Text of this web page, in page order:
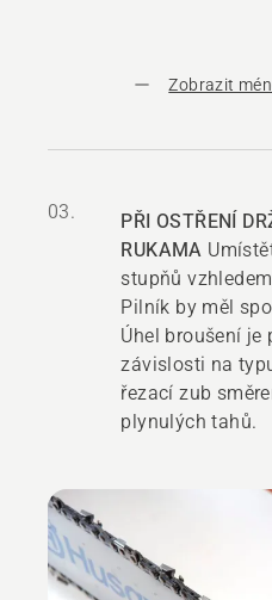
Zobrazit
03.
PŘI OSTŘENÍ
RUKAMA
stupňů
Pilník by měl
Úhel broušení je
závislosti na
řezací zub
plynulých tahů.